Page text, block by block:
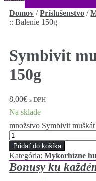
Domov /Príslušenstvo /
:: Balenie 150g
Symbivit
150g
8,00€ s DPH
Na sklade
množstvo Symbivit
Pridať do košíka
Kategória:Mykorhízne
Bonusy ku